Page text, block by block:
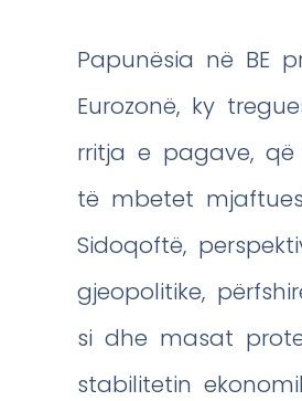
Papunësia në BE
Eurozonë, ky
rritja e pagave,
të mbetet
Sidoqoftë,
gjeopolitike,
si dhe masat
stabilitetin